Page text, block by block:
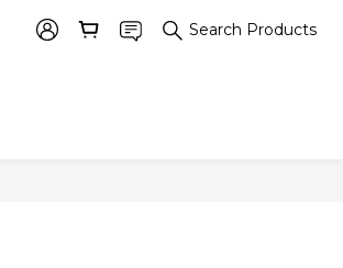
Search Products